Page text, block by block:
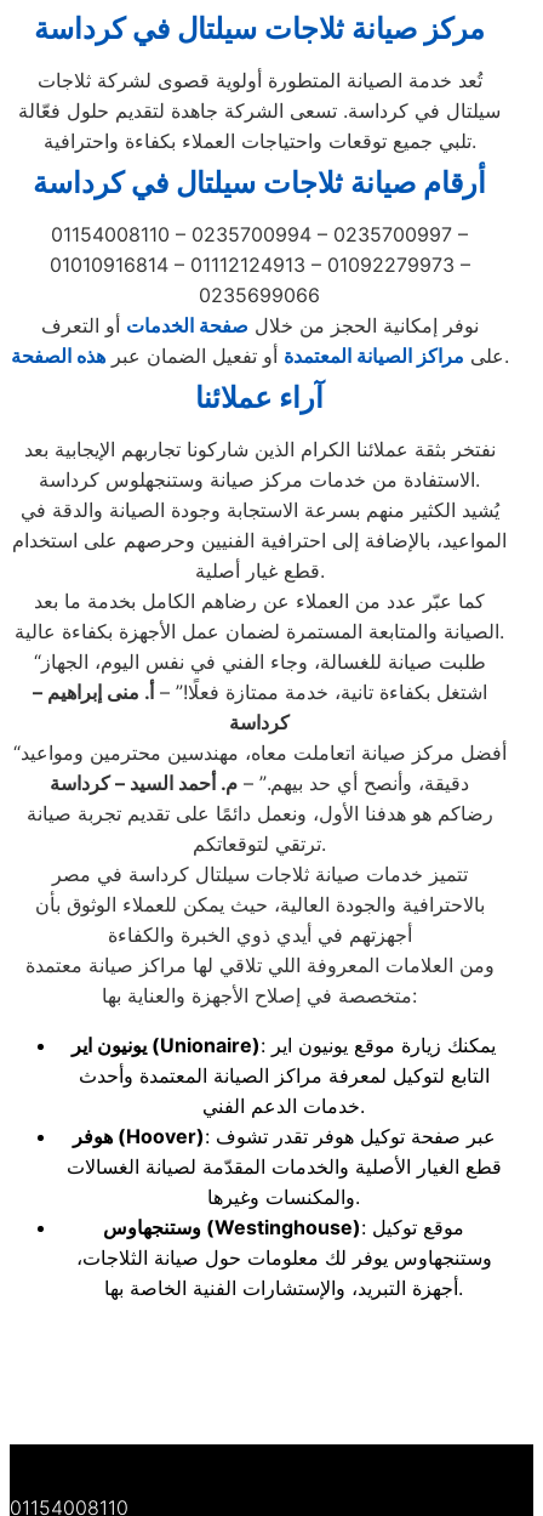
مركز صيانة ثلاجات سيلتال في كرداسة
تُعد خدمة الصيانة المتطورة أولوية قصوى لشركة ثلاجات
سيلتال في كرداسة. تسعى الشركة جاهدة لتقديم حلول فعّالة
تلبي جميع توقعات واحتياجات العملاء بكفاءة واحترافية.
أرقام صيانة ثلاجات سيلتال في كرداسة
01154008110 – 0235700994 – 0235700997 –
01010916814 – 01112124913 – 01092279973 –
0235699066
نوفر إمكانية الحجز من خلال صفحة الخدمات أو التعرف
على مراكز الصيانة المعتمدة أو تفعيل الضمان عبرهذه الصفحة .
آراء عملائنا
نفتخر بثقة عملائنا الكرام الذين شاركونا تجاربهم الإيجابية بعد
الاستفادة من خدمات مركز صيانة وستنجهلوس كرداسة.
يُشيد الكثير منهم بسرعة الاستجابة وجودة الصيانة والدقة في
المواعيد، بالإضافة إلى احترافية الفنيين وحرصهم على استخدام
قطع غيار أصلية.
كما عبّر عدد من العملاء عن رضاهم الكامل بخدمة ما بعد
الصيانة والمتابعة المستمرة لضمان عمل الأجهزة بكفاءة عالية.
“طلبت صيانة للغسالة، وجاء الفني في نفس اليوم، الجهاز
اشتغل بكفاءة تانية، خدمة ممتازة فعلًا!” – أ. منى إبراهيم –
كرداسة
“أفضل مركز صيانة اتعاملت معاه، مهندسين محترمين ومواعيد
دقيقة، وأنصح أي حد بيهم.” – م. أحمد السيد – كرداسة
رضاكم هو هدفنا الأول، ونعمل دائمًا على تقديم تجربة صيانة
ترتقي لتوقعاتكم.
تتميز خدمات صيانة ثلاجات سيلتال كرداسة في مصر
بالاحترافية والجودة العالية، حيث يمكن للعملاء الوثوق بأن
أجهزتهم في أيدي ذوي الخبرة والكفاءة
ومن العلامات المعروفة اللي تلاقي لها مراكز صيانة معتمدة
متخصصة في إصلاح الأجهزة والعناية بها:
(Unionaire): يمكنك زيارة موقع يونيون اير
التابع لتوكيل لمعرفة مراكز الصيانة المعتمدة وأحدث
خدمات الدعم الفني.
هوفر (Hoover): عبر صفحة توكيل هوفر تقدر تشوف
قطع الغيار الأصلية والخدمات المقدّمة لصيانة الغسالات
والمكنسات وغيرها.
(Westinghouse): موقع توكيل
وستنجهاوس يوفر لك معلومات حول صيانة الثلاجات،
أجهزة التبريد، والإستشارات الفنية الخاصة بها.
01154008110